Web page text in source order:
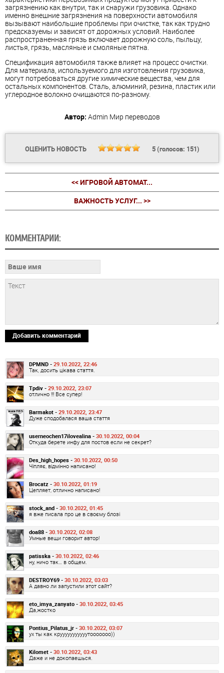
загрязнению как внутри, так и снаружи грузовика. Однако
именно внешние загрязнения на поверхности автомобиля
вызывают наибольшие проблемы при очистке, так как трудно
предсказуемы и зависят от дорожных условий. Наиболее
распространенная грязь включает дорожную соль, пыльцу,
листья, грязь, масляные и смоляные пятна.
Спецификация автомобиля также влияет на процесс очистки.
Для материала, используемого для изготовления грузовика,
могут потребоваться другие химические вещества, чем для
остальных компонентов. Сталь, алюминий, резина, пластик или
углеродное волокно очищаются по-разному.
Автор: Admin Мир переводов
ОЦЕНИТЬ НОВОСТЬ 5(голосов: 151)
<< ИГРОВОЙ АВТОМАТ...
ВАЖНОСТЬ УСЛУГ... >>
КОММЕНТАРИИ:
Добавить комментарий
DPMND - 29.10.2022, 22:46
Так, досить цікава стаття.
Tpdiv - 29.10.2022, 23:07
отлично !!! Все супер!
Barmakot - 29.10.2022, 23:47
Дуже сподобалася ваша стаття
userneochen17ilovealina - 30.10.2022, 00:04
Откуда берете инфу для постов если не секрет?
Des_high_hopes - 30.10.2022, 00:50
Чіпляє, відмінно написано!
Brocatz - 30.10.2022, 01:19
Цепляет, отлично написано!
stock_and - 30.10.2022, 01:45
я вже писала про це в своєму блозі
doa88 - 30.10.2022, 02:08
Умные вещи говорит автор!
patisska - 30.10.2022, 02:46
ну, ничо так… в общем.
DESTROY69 - 30.10.2022, 03:03
А давно ли запустили этот сайт?
eto_imya_zanyato - 30.10.2022, 03:45
Да,жостко
Pontius_Pilatus_jr - 30.10.2022, 03:07
ух ты как крууууууууууутооооооо))
Kilomet - 30.10.2022, 03:43
Даже и не докопаешься.